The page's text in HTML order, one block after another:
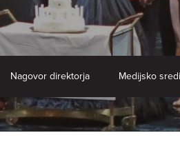
Nagovor direktorja Medijsko